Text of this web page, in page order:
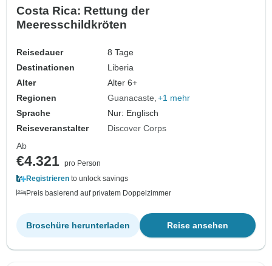
Costa Rica: Rettung der
Meeresschildkröten
Reisedauer
8 Tage
Destinationen
Liberia
Alter
Alter 6+
Regionen
Guanacaste +1 mehr
Sprache
Nur: Englisch
Reiseveranstalter
Discover Corps
Ab
€4.321 pro Person
Registrieren to unlock savings
Preis basierend auf privatem Doppelzimmer
Reise ansehen
Broschüre herunterladen